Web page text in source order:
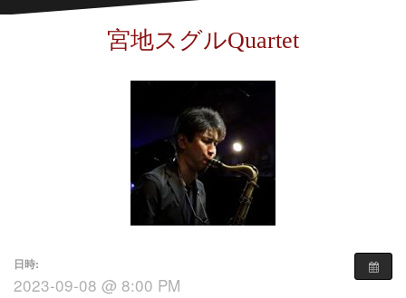
宮地スグルQuartet
日時:
2023-09-08 @ 8:00 PM